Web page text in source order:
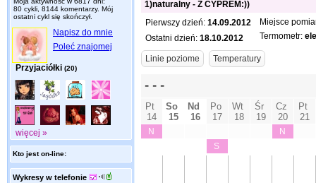
80 cykli, 8144 komentarzy. Mój
ostatni cykl się skończył.
Napisz do mnie
Poleć znajomej
Przyjaciółki (20)
więcej »
Kto jest on-line:
Wykresy w telefonie
1)naturalny - Z CYPREM:))
Pierwszy dzień: 14.09.2012
Ostatni dzień: 18.10.2012
Miejsce
Termometr: